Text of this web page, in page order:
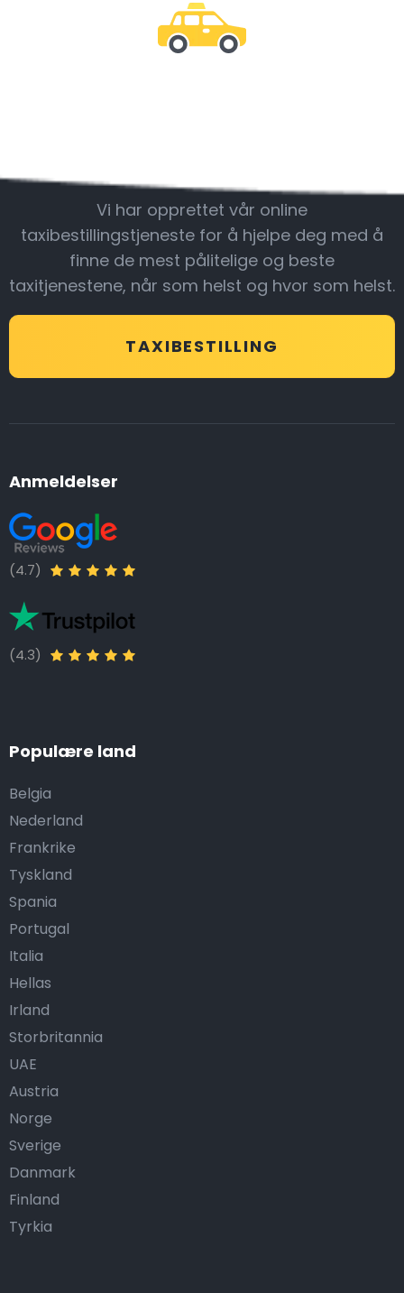
Vi har opprettet vår online
taxibestillingstjeneste for å hjelpe deg med å
finne de mest pålitelige og beste
taxitjenestene, når som helst og hvor som helst.
TAXIBESTILLING
Anmeldelser
(4.7)
(4.3)
Populære land
Belgia
Nederland
Frankrike
Tyskland
Spania
Portugal
Italia
Hellas
Irland
Storbritannia
UAE
Austria
Norge
Sverige
Danmark
Finland
Tyrkia